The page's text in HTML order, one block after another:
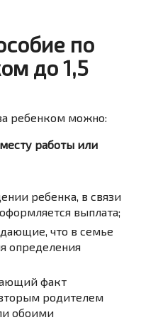
по
до 1,5
ребенком можно:
работы или
ребенка, всвязи
оформляется выплата;
что всемье
определения
факт
родителем
обоими